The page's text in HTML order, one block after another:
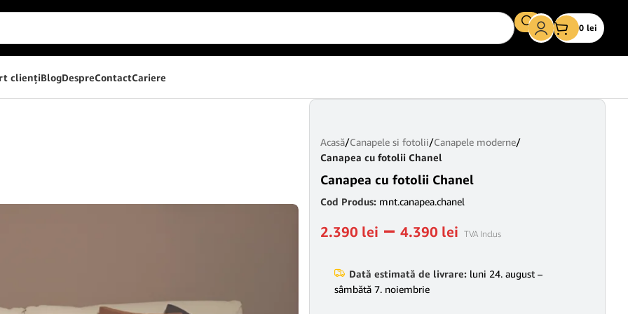
0 lei
clienţiBlogDespreContactCariere
Acasă/Canapele si fotolii/Canapele moderne/
Canapea cu fotolii Chanel
Canapea cu fotolii Chanel
Cod Produs: mnt.canapea.chanel
2.390 lei – 4.390 lei TVA Inclus
Dată estimată de livrare: luni 24. august –
sâmbătă 7. noiembrie